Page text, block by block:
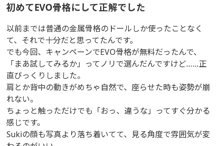
初めてEVO骨格にして正解でした
以前までは普通の金属骨格のドールしか使ったことなく
て、それで十分だと思ってたんです。
でも今回、キャンペーンでEVO骨格が無料だったんで、
「まあ試してみるか」ってノリで選んだんですけど……正
直びっくりしました。
肩とか背中の動きがめちゃ自然で、座らせた時も姿勢が崩
れない。
ちょっと触っただけでも「おっ、違うな」ってすぐ分かる
感じです。
Sukiの顔も写真より落ち着いてて、見る角度で雰囲気が変